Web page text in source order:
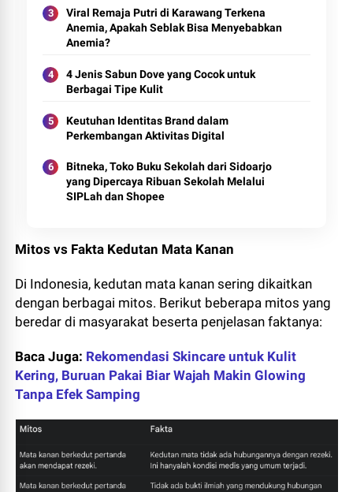
Viral Remaja Putri di Karawang Terkena
Anemia, Apakah Seblak Bisa Menyebabkan
Anemia?
4 Jenis Sabun Dove yang Cocok untuk
Berbagai Tipe Kulit
Keutuhan Identitas Brand dalam
Perkembangan Aktivitas Digital
Bitneka, Toko Buku Sekolah dari Sidoarjo
yang Dipercaya Ribuan Sekolah Melalui
SIPLah dan Shopee
Mitos vs Fakta Kedutan Mata Kanan
Di Indonesia, kedutan mata kanan sering dikaitkan
dengan berbagai mitos. Berikut beberapa mitos yang
beredar di masyarakat beserta penjelasan faktanya:
Baca Juga: Rekomendasi Skincare untuk Kulit
Kering, Buruan Pakai Biar Wajah Makin Glowing
Tanpa Efek Samping